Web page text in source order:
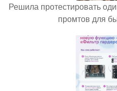
Решила протестировать
промтов для